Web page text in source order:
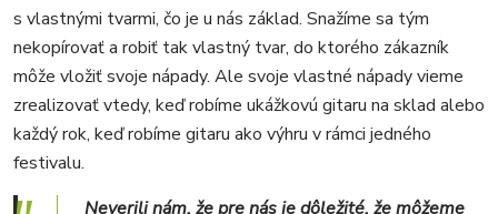
s vlastnými tvarmi, čo je u nás základ. Snažíme sa tým
nekopírovať a robiť tak vlastný tvar, do ktorého zákazník
môže vložiť svoje nápady. Ale svoje vlastné nápady vieme
zrealizovať vtedy, keď robíme ukážkovú gitaru na sklad alebo
každý rok, keď robíme gitaru ako výhru v rámci jedného
festivalu.
Neverili nám, že pre nás je dôležité, že môžeme